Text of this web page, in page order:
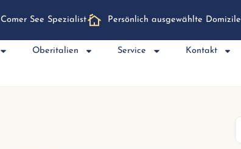
Comer See Spezialist Persönlich ausgewählte Domizile
Oberitalien Service Kontakt